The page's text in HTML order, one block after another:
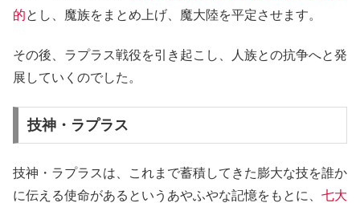
的とし、魔族をまとめ上げ、魔大陸を平定させます。
その後、ラプラス戦役を引き起こし、人族との抗争へと発
展していくのでした。
技神・ラプラス
技神・ラプラスは、これまで蓄積してきた膨大な技を誰か
に伝える使命があるというあやふやな記憶をもとに、 七大